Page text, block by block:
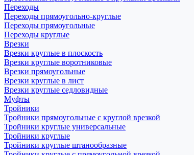
Переходы
Переходы прямоугольно-круглые
Переходы прямоугольные
Переходы круглые
Врезки
Врезки круглые в плоскость
Врезки круглые воротниковые
Врезки прямоугольные
Врезки круглые в лист
Врезки круглые седловидные
Муфты
Тройники
Тройники прямоугольные с круглой врезкой
Тройники круглые универсальные
Тройники круглые
Тройники круглые штанообразные